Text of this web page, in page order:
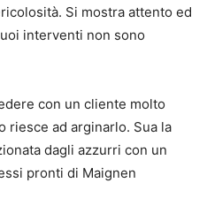
Si mostra attento ed
interventi non sono
con un cliente molto
riesce ad arginarlo. Sua la
dagli azzurri con un
pronti di Maignen